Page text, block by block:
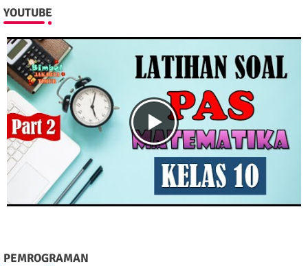
YOUTUBE
PEMROGRAMAN